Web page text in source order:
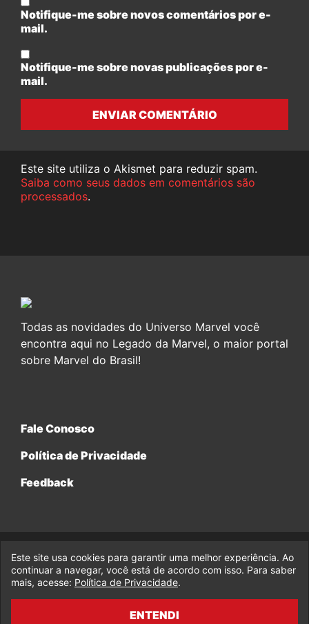
Notifique-me sobre novos comentários por e-
mail.
Notifique-me sobre novas publicações por e-
mail.
ENVIAR COMENTÁRIO
Este site utiliza o Akismet para reduzir spam.
Saiba como seus dados em comentários são
processados.
Todas as novidades do Universo Marvel você
encontra aqui no Legado da Marvel, o maior portal
sobre Marvel do Brasil!
Fale Conosco
Política de Privacidade
Feedback
© 2017-2026 Legado da Marvel, uma empresa da Legado
Enterprises.
fabiolobo
Este site usa cookies para garantir uma melhor experiência. Ao
continuar a navegar, você está de acordo com isso. Para saber
mais, acesse: Política de Privacidade.
ENTENDI